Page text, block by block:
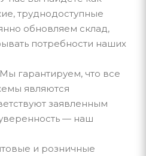
труднодоступные
обновляем склад,
потребности наших
гарантируем, что все
являются
заявленным
— наш
и розничные